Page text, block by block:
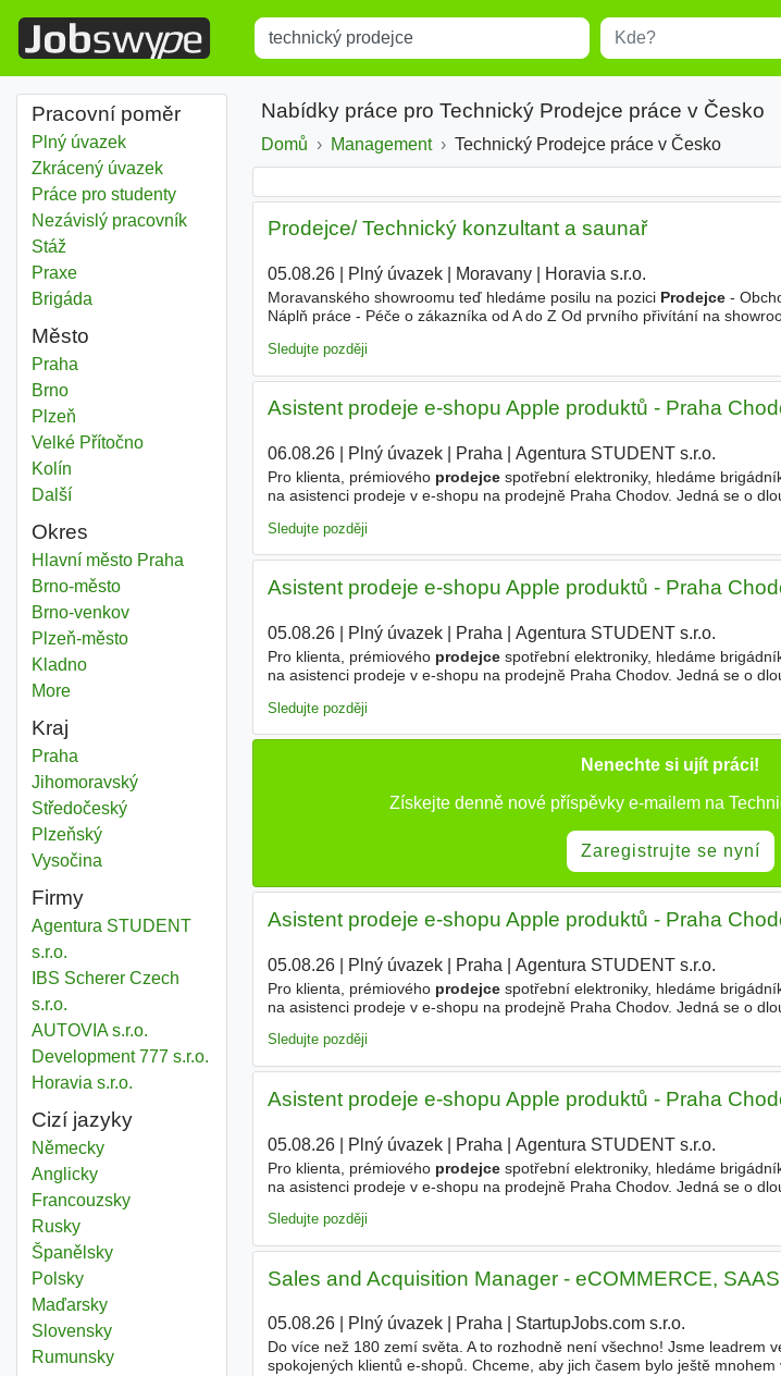
Title Místo
Pracovní poměr
Plný úvazek
Zkrácený úvazek
Práce pro studenty
Nezávislý pracovník
Stáž
Praxe
Brigáda
Město
Technický prodejce
Praha
Technický prodejce
Brno
Technický prodejce
Plzeň
Technický prodejce
Velké Přítočno
Technický prodejce
Kolín
Dalšíměsta
Okres
Technický prodejce
Hlavní město Praha
Technický prodejce
Brno-městoOkres
Technický prodejce
Brno-venkovOkres
Technický prodejce
Plzeň-městoOkres
Technický prodejce
KladnoOkres
Moredistricts
Kraj
Technický prodejce
Praha
Technický prodejce
JihomoravskýKraj
Technický prodejce
StředočeskýKraj
Technický prodejce
PlzeňskýKraj
Technický prodejce
Vysočina
Firmy
Agentura STUDENT
s.r.o.
IBS Scherer Czech
s.r.o.
AUTOVIA s.r.o.
Development 777 s.r.o.
Horavia s.r.o.
Cizí jazyky
Německy
Anglicky
Francouzsky
Rusky
Španělsky
Polsky
Maďarsky
Slovensky
Rumunsky
Nabídky práce pro Technický Prodejce práce v Česko
Domů Management Technický Prodejce práce v Česko
Prodejce/ Technický konzultant a saunař
05.08.26| Plný úvazek| Moravany| Horavia s.r.o.
Moravanského showroomu teď hledáme posilu na pozici Prodejce-
Náplň práce - Péče o zákazníka od A do Z Od prvního přivítání na
Sledujte později
Asistent prodeje e-shopu Apple produktů - Praha
06.08.26| Plný úvazek| Praha Agentura STUDENT s.r.o.
Pro klienta, prémiového prodejcespotřební elektroniky, hledáme
na asistenci prodeje v e-shopu na prodejně Praha Chodov. Jedná se o
Sledujte později
Asistent prodeje e-shopu Apple produktů - Praha
05.08.26| Plný úvazek| Praha Agentura STUDENT s.r.o.
Pro klienta, prémiového prodejcespotřební elektroniky, hledáme
na asistenci prodeje v e-shopu na prodejně Praha Chodov. Jedná se o
Sledujte později
Nenechte si ujít práci!
Získejte denně nové příspěvky e-mailem na
Zaregistrujte se nyní
Asistent prodeje e-shopu Apple produktů - Praha
05.08.26| Plný úvazek| Praha Agentura STUDENT s.r.o.
Pro klienta, prémiového prodejcespotřební elektroniky, hledáme
na asistenci prodeje v e-shopu na prodejně Praha Chodov. Jedná se o
Sledujte později
Asistent prodeje e-shopu Apple produktů - Praha
05.08.26| Plný úvazek| Praha Agentura STUDENT s.r.o.
Pro klienta, prémiového prodejcespotřební elektroniky, hledáme
na asistenci prodeje v e-shopu na prodejně Praha Chodov. Jedná se o
Sledujte později
Sales and Acquisition Manager - eCOMMERCE,
05.08.26| Plný úvazek| Praha| StartupJobs.com s.r.o.
Do více než 180 zemí světa. A to rozhodně není všechno! Jsme leadrem
spokojených klientů e-shopů. Chceme, aby jich časem bylo ještě